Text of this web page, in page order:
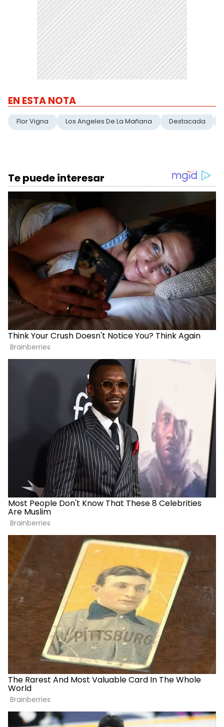
EN ESTA NOTA
Flor Vigna Los Angeles De La Mañana Destacada